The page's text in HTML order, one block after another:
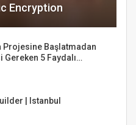
Encryption
Projesine Başlatmadan
Gereken 5 Faydalı…
| Istanbul